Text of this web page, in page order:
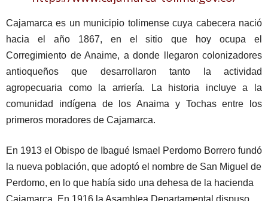
Cajamarca es un municipio tolimense cuya cabecera nació
hacia el año 1867, en el sitio que hoy ocupa el
Corregimiento de Anaime, a donde llegaron colonizadores
antioqueños que desarrollaron tanto la actividad
agropecuaria como la arriería. La historia incluye a la
comunidad indígena de los Anaima y Tochas entre los
primeros moradores de Cajamarca.
En 1913 el Obispo de Ibagué Ismael Perdomo Borrero fundó
la nueva población, que adoptó el nombre de San Miguel de
Perdomo, en lo que había sido una dehesa de la hacienda
Cajamarca. En 1916 la Asamblea Departamental dispuso